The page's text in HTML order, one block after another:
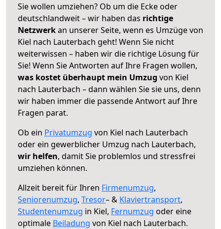
Sie wollen umziehen? Ob um die Ecke oder
deutschlandweit – wir haben das richtige
Netzwerkan unserer Seite, wenn es Umzüge von
Kiel nach Lauterbach geht! Wenn Sie nicht
weiterwissen – haben wir die richtige Lösung für
Sie! Wenn Sie Antworten auf Ihre Fragen wollen,
was kostet überhaupt mein Umzug von Kiel
nach Lauterbach – dann wählen Sie sie uns, denn
wir haben immer die passende Antwort auf Ihre
Fragen parat.
Ob ein Privatumzug von Kiel nach Lauterbach
oder ein gewerblicher Umzug nach Lauterbach,
wir helfen, damit Sie problemlos und stressfrei
umziehen können.
Allzeit bereit für Ihren Firmenumzug,
Seniorenumzug, Tresor– & Klaviertransport,
Studentenumzug in Kiel, Fernumzug oder eine
optimale Beiladung von Kiel nach Lauterbach.